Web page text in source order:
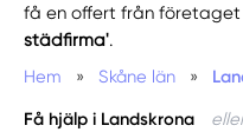
få en offert från
städfirma'.
Hem
» Skåne län »
Få hjälp i Landskrona